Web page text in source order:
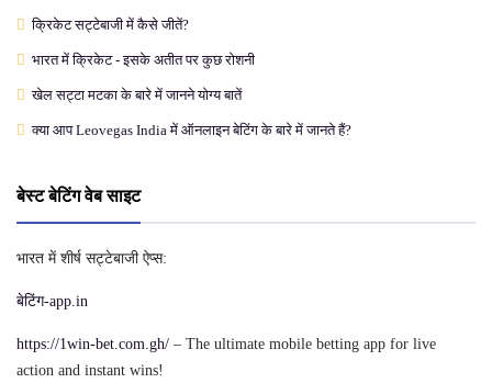
क्रिकेट सट्टेबाजी में कैसे जीतें?
भारत में क्रिकेट - इसके अतीत पर कुछ रोशनी
खेल सट्टा मटका के बारे में जानने योग्य बातें
क्या आप Leovegas India में ऑनलाइन बेटिंग के बारे में जानते हैं?
बेस्ट बेटिंग वेब साइट
भारत में शीर्ष सट्टेबाजी ऐप्स:
बेटिंग-app.in
https://1win-bet.com.gh/ – The ultimate mobile betting app for live
action and instant wins!